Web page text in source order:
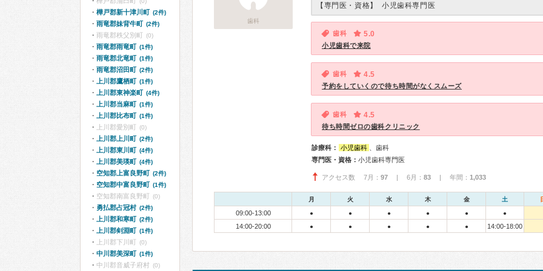
歯科
【専門医・資格】 小児歯科専門医
歯科 5.0
小児歯科で来院
歯科 4.5
予約をしていくので待ち時間がなくスムーズ
歯科 4.5
待ち時間ゼロの歯科クリニック
診療科： 小児歯科
、歯科
専門医・資格： 小児歯科専門医
アクセス数 7月： 97 | 6月： 83 | 年間： 1,033
月 火 水 木 金 土
09:00-13:00 ● ● ● ● ● ●
14:00-20:00 ● ● ● ● ● 14:00-18:00
樺戸郡新十津川町 (2件)
雨竜郡妹背牛町 (2件)
雨竜郡秩父別町 (0)
雨竜郡雨竜町 (1件)
雨竜郡北竜町 (1件)
雨竜郡沼田町 (2件)
上川郡鷹栖町 (1件)
上川郡東神楽町 (4件)
上川郡当麻町 (1件)
上川郡比布町 (1件)
上川郡愛別町 (0)
上川郡上川町 (2件)
上川郡東川町 (4件)
上川郡美瑛町 (4件)
空知郡上富良野町 (2件)
空知郡中富良野町 (1件)
空知郡南富良野町 (0)
勇払郡占冠村 (2件)
上川郡和寒町 (2件)
上川郡剣淵町 (1件)
上川郡下川町 (0)
中川郡美深町 (1件)
中川郡音威子府村 (0)